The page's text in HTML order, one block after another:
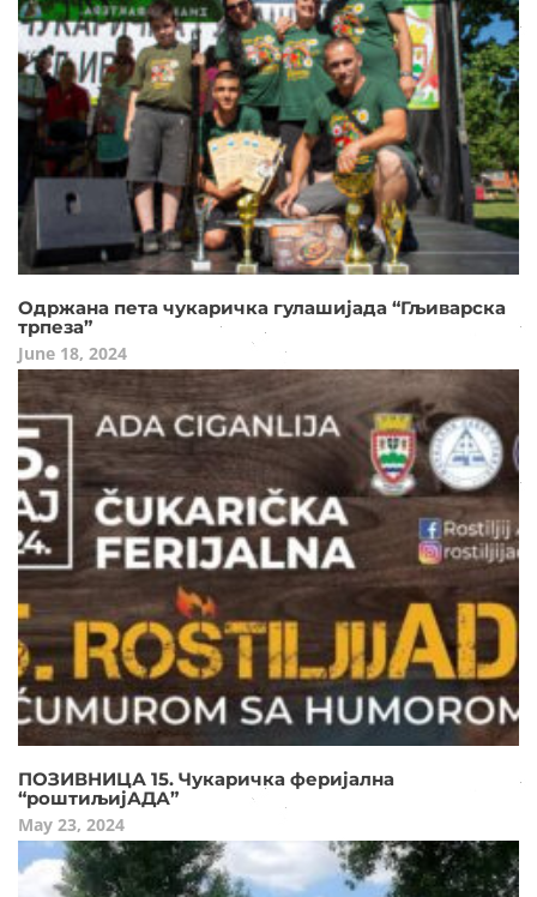
Одржана пета чукаричка гулашијада “Гљиварска
трпеза”
June 18, 2024
ПОЗИВНИЦА 15. Чукаричка феријална
“роштиљијАДА”
May 23, 2024